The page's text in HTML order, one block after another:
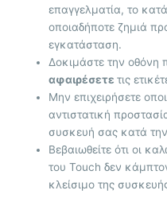
επαγγελματία, το
οποιαδήποτε ζημιά
εγκατάσταση.
Δοκιμάστε την οθόνη
αφαιρέσετετις
Μην επιχειρήσετε
αντιστατική
συσκευή σας κατά
Βεβαιωθείτε ότι οι
του Touch δεν
κλείσιμο της